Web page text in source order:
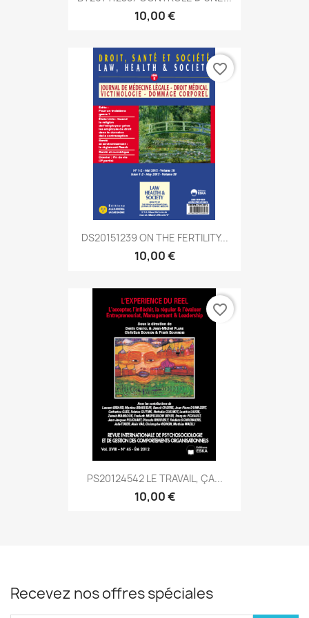
10,00 €
DS20151239 ON THE FERTILITY...
10,00 €
favorite_border
PS20124542 LE TRAVAIL, ÇA...
10,00 €
favorite_border
Recevez nos offres spéciales